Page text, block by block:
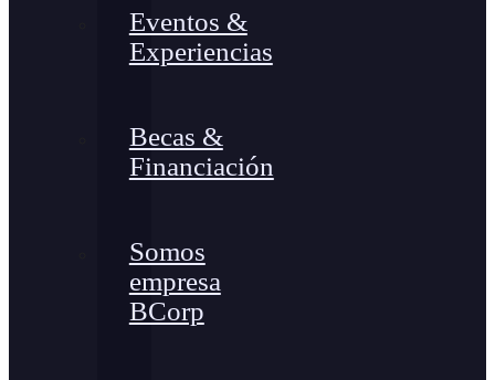
Eventos &
Experiencias
Becas &
Financiación
Somos
empresa
BCorp